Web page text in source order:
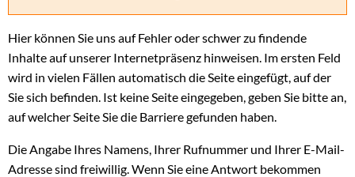
Hier können Sie uns auf Fehler oder schwer zu findende
Inhalte auf unserer Internetpräsenz hinweisen. Im ersten Feld
wird in vielen Fällen automatisch die Seite eingefügt, auf der
Sie sich befinden. Ist keine Seite eingegeben, geben Sie bitte an,
auf welcher Seite Sie die Barriere gefunden haben.
Die Angabe Ihres Namens, Ihrer Rufnummer und Ihrer E-Mail-
Adresse sind freiwillig. Wenn Sie eine Antwort bekommen